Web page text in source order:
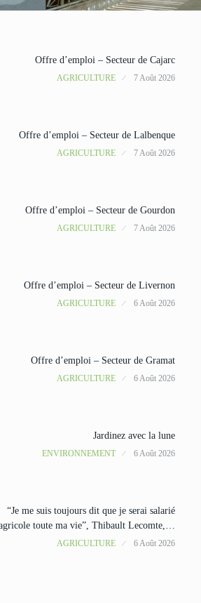
Offre d’emploi – Secteur de Cajarc
AGRICULTURE 7 Août 2026
Offre d’emploi – Secteur de Lalbenque
AGRICULTURE 7 Août 2026
Offre d’emploi – Secteur de Gourdon
AGRICULTURE 7 Août 2026
Offre d’emploi – Secteur de Livernon
AGRICULTURE 6 Août 2026
Offre d’emploi – Secteur de Gramat
AGRICULTURE 6 Août 2026
Jardinez avec la lune
ENVIRONNEMENT 6 Août 2026
“Je me suis toujours dit que je serai salarié
toute ma vie”, Thibault Lecomte,…
AGRICULTURE 6 Août 2026